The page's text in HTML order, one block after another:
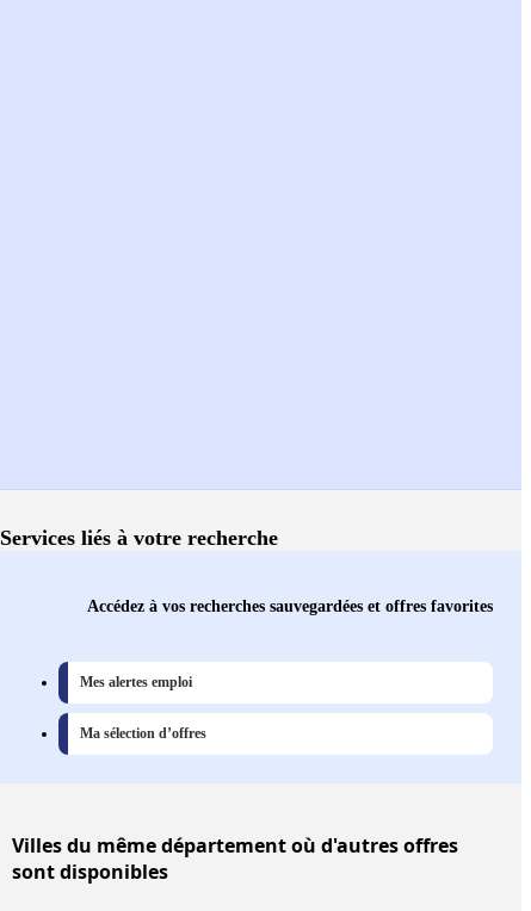
Services liés à votre recherche
Accédez à vos recherches sauvegardées et offres favorites
Mes alertes emploi
Ma sélection d’offres
Villesdu même département où d'autres offres
sont disponibles